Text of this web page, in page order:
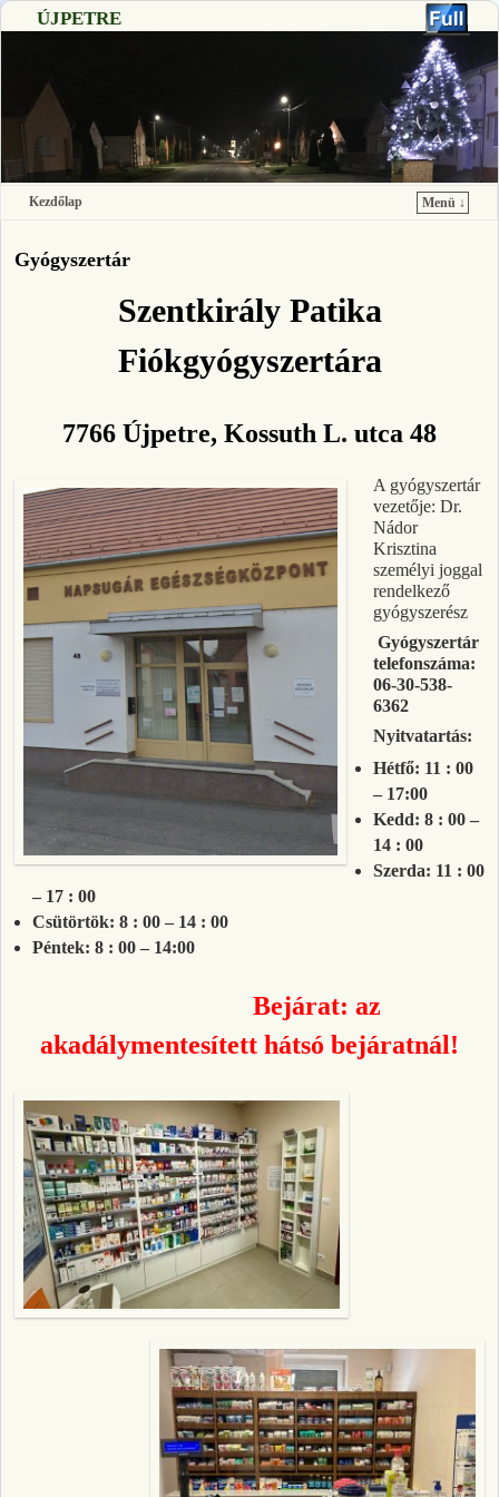
ÚJPETRE
Kezdőlap
Menü ↓
Gyógyszertár
Szentkirály Patika
Fiókgyógyszertára
7766 Újpetre, Kossuth L. utca 48
A gyógyszertár
vezetője: Dr.
Nádor
Krisztina
személyi joggal
rendelkező
gyógyszerész
Gyógyszertár
telefonszáma:
06-30-538-
6362
Nyitvatartás:
Hétfő: 11 : 00
– 17:00
Kedd: 8 : 00 –
14 : 00
Szerda: 11 : 00
– 17 : 00
Csütörtök: 8 : 00 – 14 : 00
Péntek: 8 : 00 – 14:00
Bejárat: az
akadálymentesített hátsó bejáratnál!